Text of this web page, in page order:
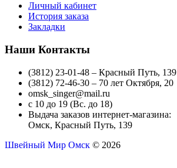
Личный кабинет
История заказа
Закладки
Наши Контакты
(3812) 23-01-48 – Красный Путь, 139
(3812) 72-46-30 – 70 лет Октября, 20
omsk_singer@mail.ru
с 10 до 19 (Вс. до 18)
Выдача заказов интернет-магазина:
Омск, Красный Путь, 139
Швейный Мир Омск © 2026